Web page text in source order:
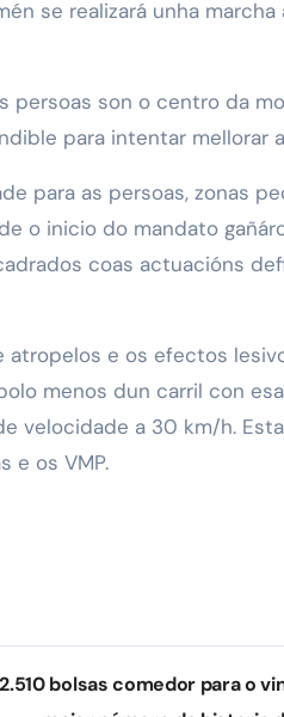
se realizará unha
persoas son o centro da
para intentar mellorar
para as persoas, zonas
o inicio do mandato
coas actuacións
e os efectos
menos dun carril con
velocidade a 30 km/h.
e os VMP.
bolsas comedor para o